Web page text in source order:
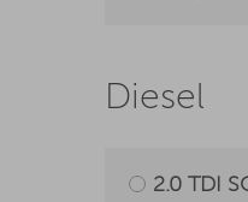
Diesel
2.0 TDI